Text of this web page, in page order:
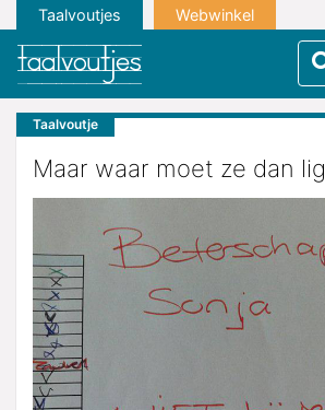
Taalvoutjes Webwinkel
Taalvoutje
Maar waar moet ze dan